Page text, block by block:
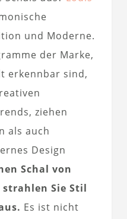
und Moderne.
der Marke,
erkennbar sind,
ziehen
als auch
Design
Schal von
Sie Stil
Es ist nicht